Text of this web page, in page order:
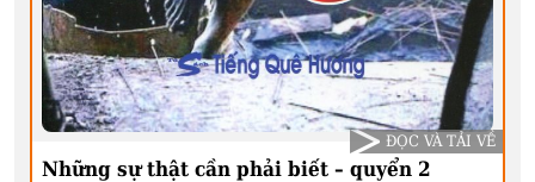
Những sự thật cần phải biết – quyển 2
ĐỌC VÀ TẢI VỀ